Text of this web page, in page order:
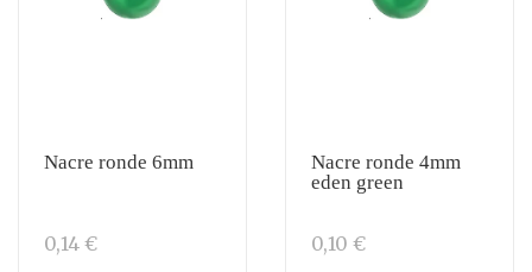
Nacre ronde 6mm
0,14 €
Nacre ronde 4mm
eden green
0,10 €